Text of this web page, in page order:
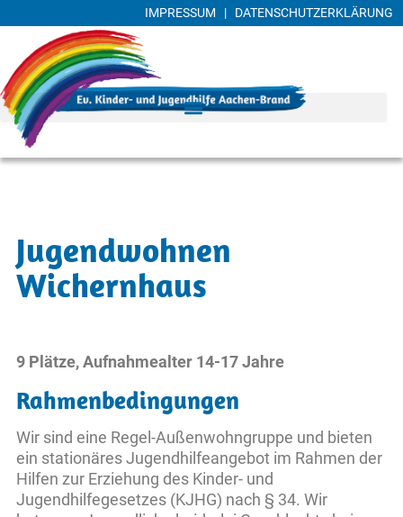
IMPRESSUM | DATENSCHUTZERKLÄRUNG
Jugendwohnen
Wichernhaus
9 Plätze, Aufnahmealter 14-17 Jahre
Rahmenbedingungen
Wir sind eine Regel-Außenwohngruppe und bieten
ein stationäres Jugendhilfeangebot im Rahmen der
Hilfen zur Erziehung des Kinder- und
Jugendhilfegesetzes (KJHG) nach § 34. Wir